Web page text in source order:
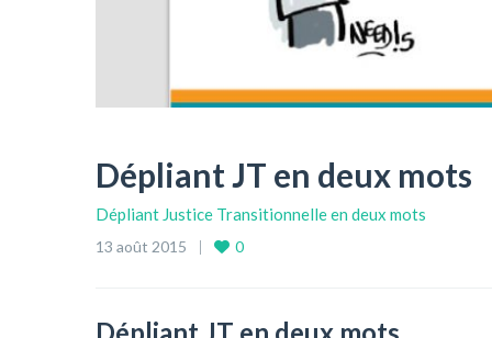
Dépliant JT en deux mots
Dépliant Justice Transitionnelle en deux mots
13 août 2015 0